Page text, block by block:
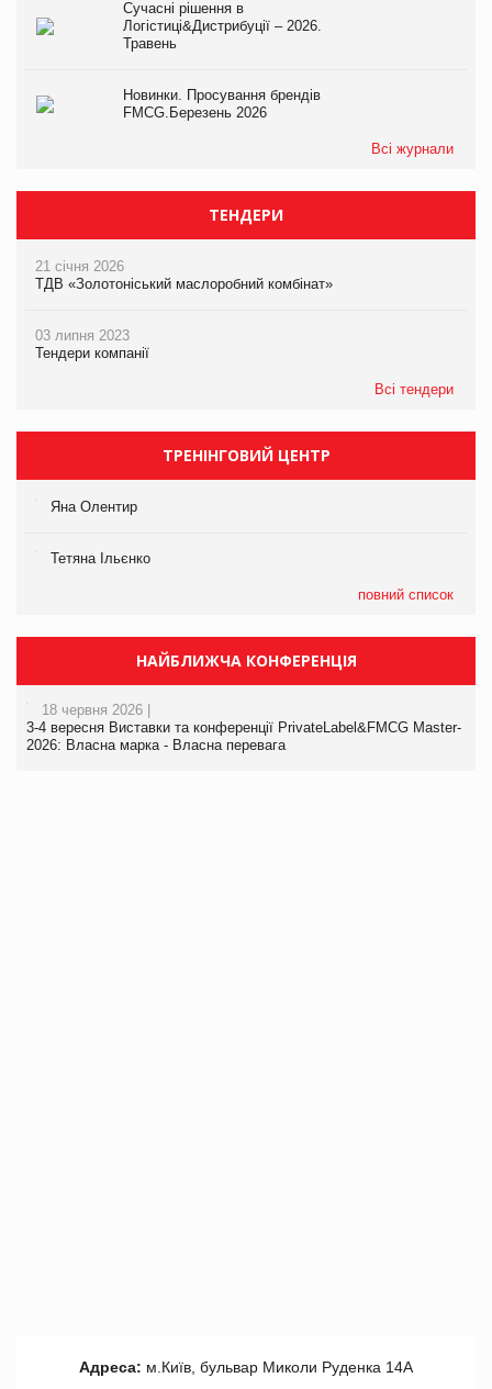
Сучасні рішення в
Логістиці&Дистрибуції – 2026.
Травень
Новинки. Просування брендів
FMCG.Березень 2026
Всі журнали
ТЕНДЕРИ
21 січня 2026
ТДВ «Золотоніський маслоробний комбінат»
03 липня 2023
Тендери компанії
Всі тендери
ТРЕНІНГОВИЙ ЦЕНТР
Яна Олентир
Тетяна Ільєнко
повний список
НАЙБЛИЖЧА КОНФЕРЕНЦІЯ
18 червня 2026 |
3-4 вересня Виставки та конференції PrivateLabel&FMCG Master-
2026: Власна марка - Власна перевага
Адреса: м.Київ, бульвар Миколи Руденка 14А